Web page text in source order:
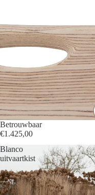
Betrouwbaar
€1.425,00
Blanco
uitvaartkist